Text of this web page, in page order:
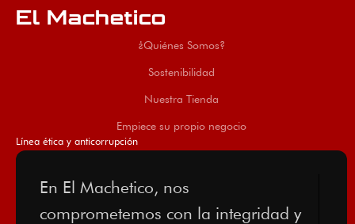
El Machetico
¿Quiénes Somos?
Sostenibilidad
Nuestra Tienda
Empiece su propio negocio
Línea ética y anticorrupción
En El Machetico, nos
comprometemos con la integridad y